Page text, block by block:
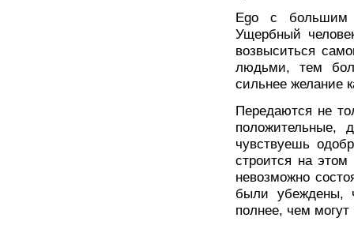
Ego с большим
Ущербный
возвыситься
людьми, тем
сильнее желание
Передаются не
положительные,
чувствуешь
строится на
невозможно
были убеждены,
полнее, чем